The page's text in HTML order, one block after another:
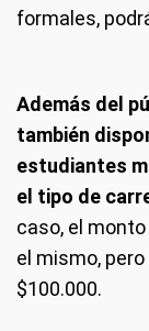
formales,
Además del
también
estudiantes
el tipo de
caso, el
el mismo,
$100.000.